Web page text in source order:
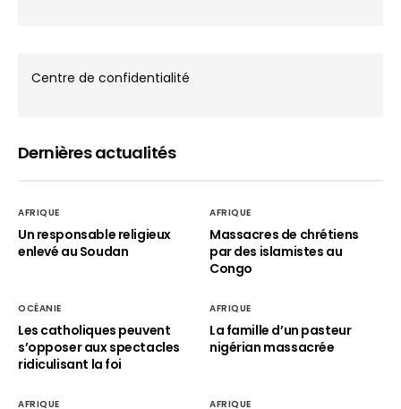
Centre de confidentialité
Dernières actualités
AFRIQUE
Un responsable religieux
enlevé au Soudan
AFRIQUE
Massacres de chrétiens
par des islamistes au
Congo
OCÉANIE
Les catholiques peuvent
s’opposer aux spectacles
ridiculisant la foi
AFRIQUE
La famille d’un pasteur
nigérian massacrée
AFRIQUE AFRIQUE